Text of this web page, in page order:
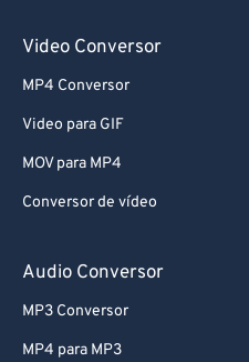
Video Conversor
MP4 Conversor
Video para GIF
MOV para MP4
Conversor de vídeo
Audio Conversor
MP3 Conversor
MP4 para MP3